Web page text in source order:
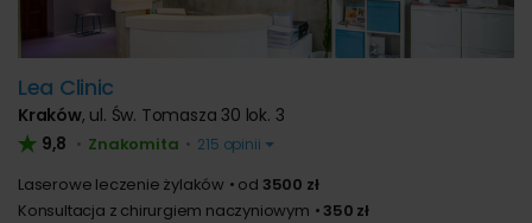
Lea Clinic
Kraków, ul. Św. Tomasza 30 lok. 3
9,8 • Znakomita • 215 opinii
Laserowe leczenie żylaków od 3500 zł
Konsultacja z chirurgiem naczyniowym
350 zł